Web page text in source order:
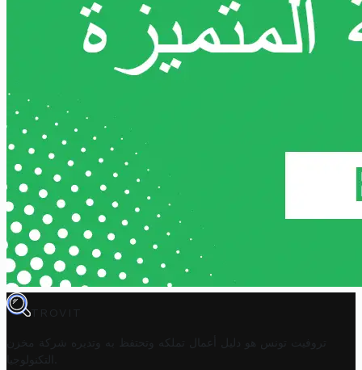
TROVIT
تروفيت تونس هو دليل أعمال تملكه وتحتفظ به وتديره
شركة مخزن
التكنولوجيا